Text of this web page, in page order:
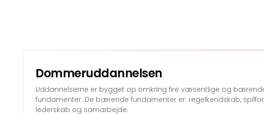
Dommeruddannelsen
Uddannelserne er bygget op omkring fire væsentlige og
fundamenter. De bærende fundamenter er: regelkendskab,
lederskab og samarbejde.